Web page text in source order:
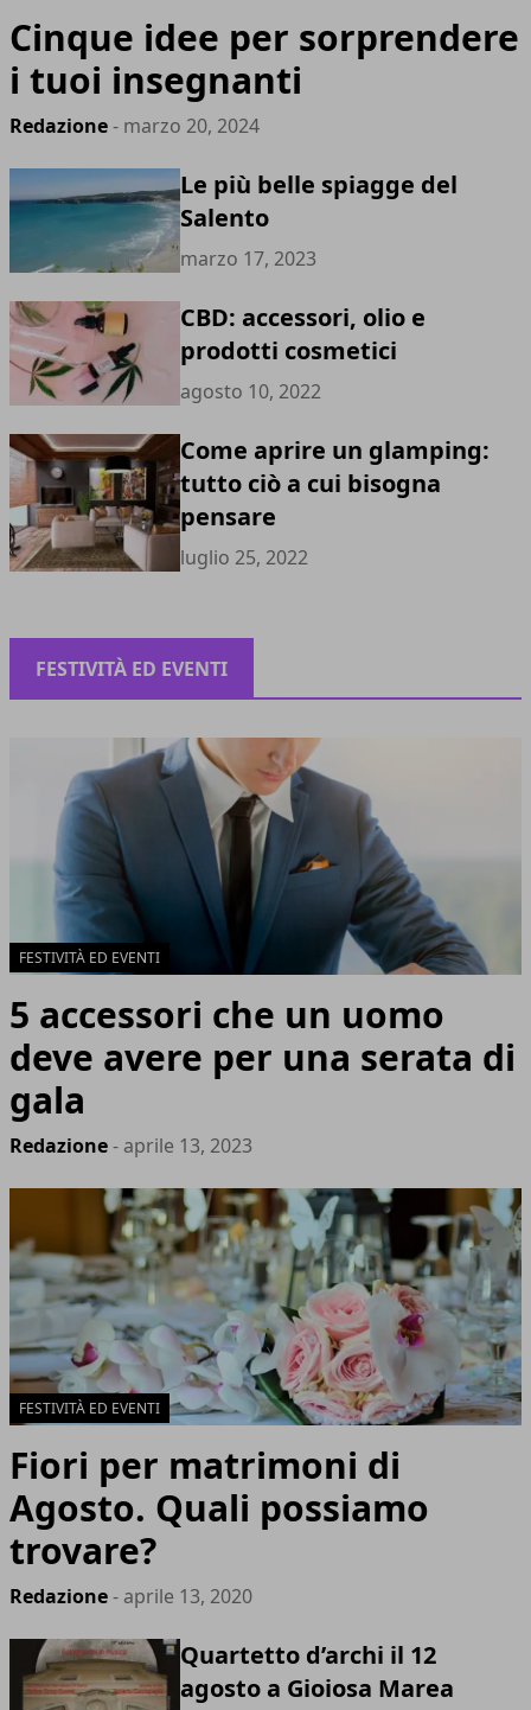
Cinque idee per sorprendere
i tuoi insegnanti
Redazione- marzo 20, 2024
Le più belle spiagge del
Salento
marzo 17, 2023
CBD: accessori, olio e
prodotti cosmetici
agosto 10, 2022
Come aprire un glamping:
tutto ciò a cui bisogna
pensare
luglio 25, 2022
FESTIVITÀ ED EVENTI
FESTIVITÀ ED EVENTI
5 accessori che un uomo
deve avere per una serata di
gala
Redazione- aprile 13, 2023
FESTIVITÀ ED EVENTI
Fiori per matrimoni di
Agosto. Quali possiamo
trovare?
Redazione- aprile 13, 2020
Quartetto d’archi il 12
agosto a Gioiosa Marea